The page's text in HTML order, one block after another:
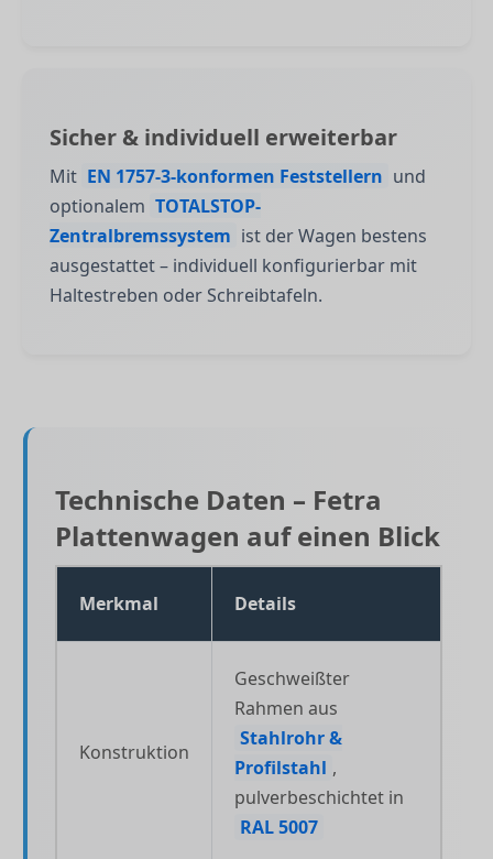
Sicher & individuell erweiterbar
Mit EN 1757-3-konformen Feststellern und
optionalem TOTALSTOP-
Zentralbremssystem ist der Wagen bestens
ausgestattet – individuell konfigurierbar mit
Haltestreben oder Schreibtafeln.
Technische Daten – Fetra
Plattenwagen auf einen Blick
Merkmal Details
Konstruktion
Geschweißter
Rahmen aus
Stahlrohr &
Profilstahl ,
pulverbeschichtet in
RAL 5007